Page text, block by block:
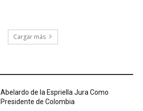
Cargar más
Abelardo de la Espriella Jura Como
Presidente de Colombia